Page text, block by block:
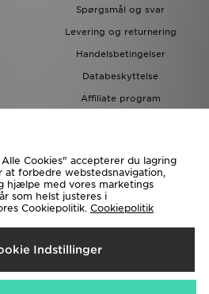
Spørgsmål og svar
Levering og returnering
Handelsbetingelser
Databeskyttelse
Affiliate program
Til
Cookies" accepterer du lagring
at forbedre webstedsnavigation,
hjælpe med vores marketings
som helst justeres i
Cookiepolitik. Cookiepolitik
Indstillinger